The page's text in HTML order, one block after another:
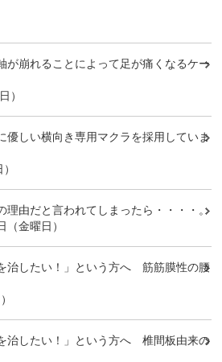
が崩れることによって足が痛くなるケー
）
優しい横向き専用マクラを採用していま
理由だと言われてしまったら・・・・。
（金曜日）
治したい！」という方へ 筋筋膜性の腰
治したい！」という方へ 椎間板由来の